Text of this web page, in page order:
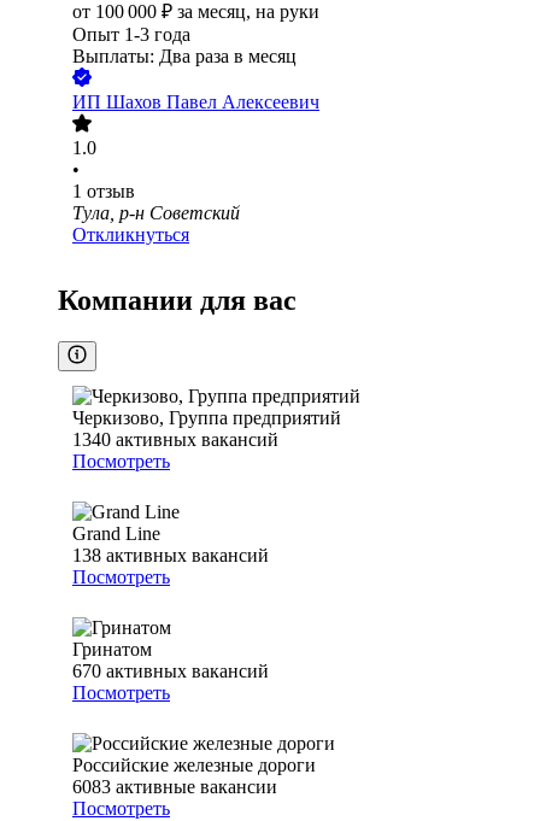
от 100 000 ₽ за месяц, на руки
Опыт 1-3 года
Выплаты: Два раза в месяц
ИП Шахов Павел Алексеевич
1.0
•
1 отзыв
Тула, р-н Советский
Откликнуться
Компании для вас
Черкизово, Группа предприятий
1340 активных вакансий
Посмотреть
Grand Line
138 активных вакансий
Посмотреть
Гринатом
670 активных вакансий
Посмотреть
Российские железные дороги
6083 активные вакансии
Посмотреть